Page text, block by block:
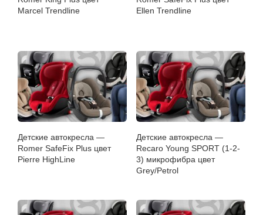
Marcel Trendline
Ellen Trendline
Детские автокресла —
Romer SafeFix Plus цвет
Pierre HighLine
Детские автокресла —
Recaro Young SPORT (1-2-
3) микрофибра цвет
Grey/Petrol